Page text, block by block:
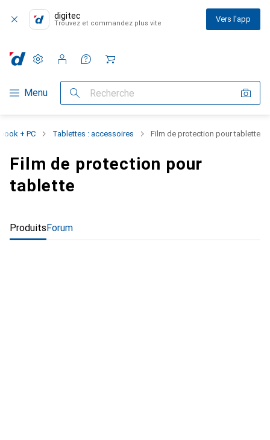
digitec
Trouvez et commandez plus vite Vers l'app
Navigation par catégorie
Menu Recherche
Paramètres
Compte client
Listes de comparaison
Listes d'envies
Panier
+ PC Tablettes : accessoires Film de protection pour tablette
Film de protection pour
tablette
ProduitsForum